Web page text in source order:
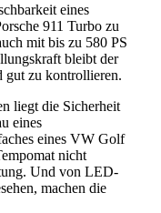
eines
911 Turbo zu
mit bis zu 580 PS
bleibt der
gut zu kontrollieren.
liegt die Sicherheit
eines
eines VW Golf
nicht
Und von LED-
machen die